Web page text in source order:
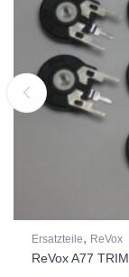
Ersatzteile, ReVox
ReVox A77 TRIM